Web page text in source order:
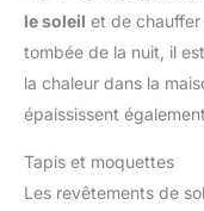
le soleil et de chauffer
tombée de la nuit, il
la chaleur dans la
épaississent
Tapis et moquettes
Les revêtements de